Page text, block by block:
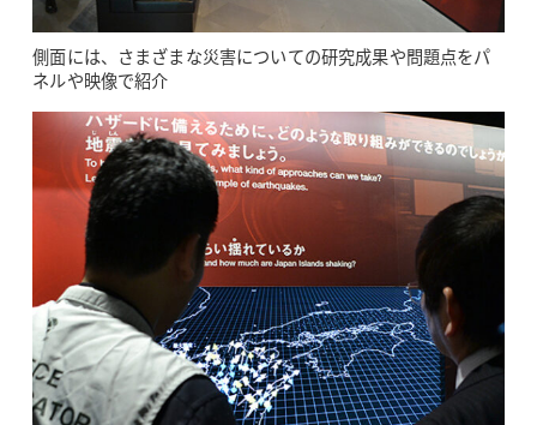
側面には、さまざまな災害についての研究成果や問題点をパ
ネルや映像で紹介